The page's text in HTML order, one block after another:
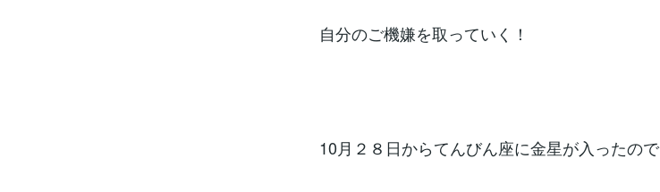
自分のご機嫌を取っていく！
10月２８日からてんびん座に金星が入ったので